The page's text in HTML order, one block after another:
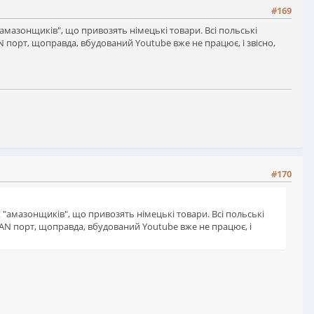
#169
що привозять німецькі товари. Всі польські
порт, щоправда, вбудований Youtube вже не працює, і звісно,
#170
що привозять німецькі товари. Всі польські
порт, щоправда, вбудований Youtube вже не працює, і